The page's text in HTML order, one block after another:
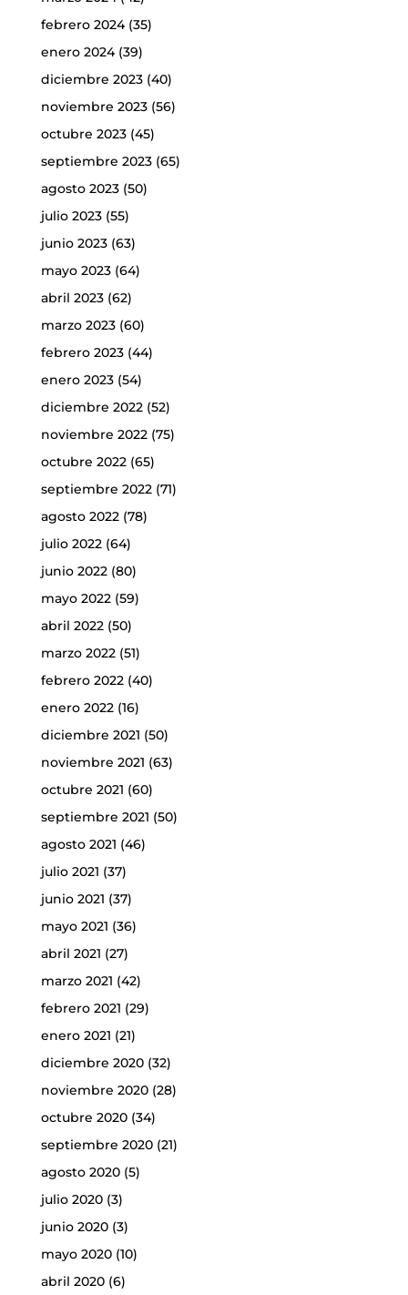
febrero 2024(35)
enero 2024(39)
diciembre 2023(40)
noviembre 2023(56)
octubre 2023(45)
septiembre 2023(65)
agosto 2023(50)
julio 2023(55)
junio 2023(63)
mayo 2023(64)
abril 2023(62)
marzo 2023(60)
febrero 2023(44)
enero 2023(54)
diciembre 2022(52)
noviembre 2022(75)
octubre 2022(65)
septiembre 2022(71)
agosto 2022(78)
julio 2022(64)
junio 2022(80)
mayo 2022(59)
abril 2022(50)
marzo 2022(51)
febrero 2022(40)
enero 2022(16)
diciembre 2021 (50)
noviembre 2021 (63)
octubre 2021 (60)
septiembre 2021 (50)
agosto 2021 (46)
julio 2021 (37)
junio 2021 (37)
mayo 2021 (36)
abril 2021 (27)
marzo 2021 (42)
febrero 2021 (29)
enero 2021 (21)
diciembre 2020(32)
noviembre 2020(28)
octubre 2020(34)
septiembre 2020(21)
agosto 2020(5)
julio 2020(3)
junio 2020(3)
mayo 2020(10)
abril 2020(6)